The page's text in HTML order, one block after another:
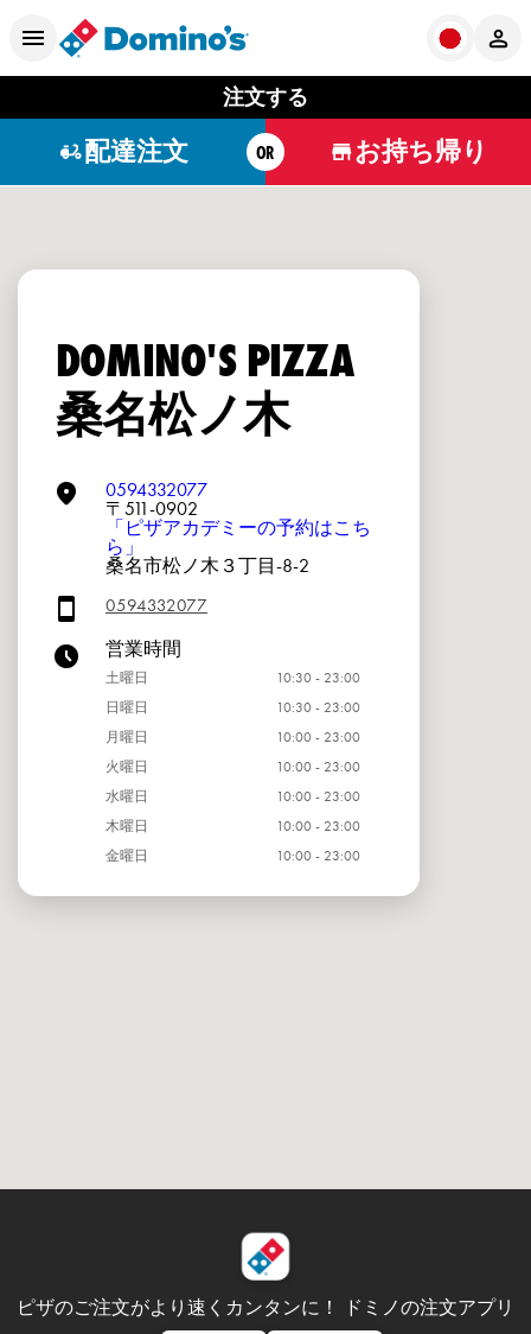
注文する
配達注文 OR お持ち帰り
DOMINO'S PIZZA
桑名松ノ木
0594332077
〒511-0902
「ピザアカデミーの予約はこち
ら」
桑名市松ノ木３丁目-8-2
0594332077
営業時間
土曜日
10:30 - 23:00
日曜日
10:30 - 23:00
月曜日
10:00 - 23:00
火曜日
10:00 - 23:00
水曜日
10:00 - 23:00
木曜日
10:00 - 23:00
金曜日
10:00 - 23:00
ピザのご注文がより速くカンタンに！ ドミノの注文アプリ